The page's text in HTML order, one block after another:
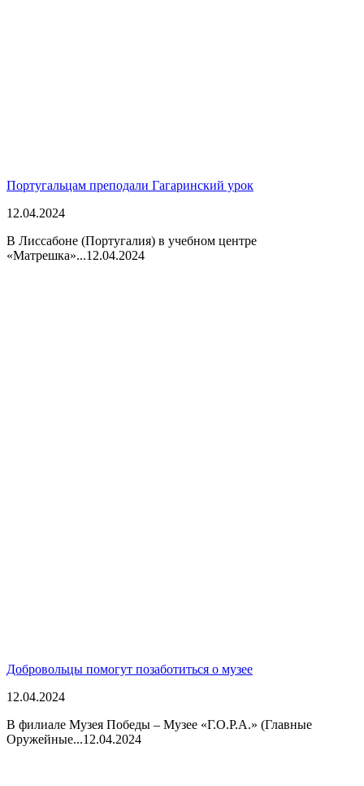
Португальцам преподали Гагаринский урок
12.04.2024
В Лиссабоне (Португалия) в учебном центре
«Матрешка»...12.04.2024
Добровольцы помогут позаботиться о музее
12.04.2024
В филиале Музея Победы – Музее «Г.О.Р.А.» (Главные
Оружейные...12.04.2024